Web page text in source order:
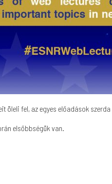
fel, az egyes előadások
elsőbbségük van.